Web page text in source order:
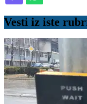
Vesti iz iste